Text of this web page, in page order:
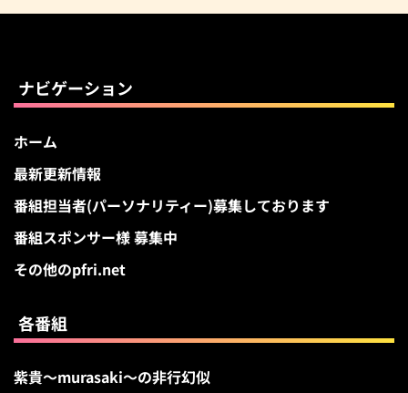
ナビゲーション
ホーム
最新更新情報
番組担当者(パーソナリティー)募集しております
番組スポンサー様 募集中
その他のpfri.net
各番組
紫貴～murasaki～の非行幻似